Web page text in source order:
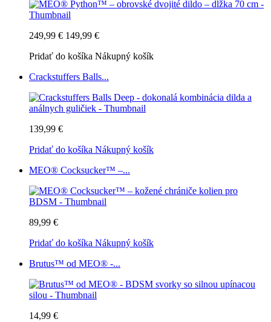
249,99 € 149,99 €
Pridať do košíka Nákupný košík
Crackstuffers Balls...
139,99 €
Pridať do košíka Nákupný košík
MEO® Cocksucker™ –...
89,99 €
Pridať do košíka Nákupný košík
Brutus™ od MEO® -...
14,99 €